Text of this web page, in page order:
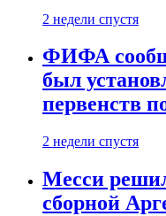
2 недели спустя
ФИФА
был
первенств
2 недели спустя
Месси
сборной